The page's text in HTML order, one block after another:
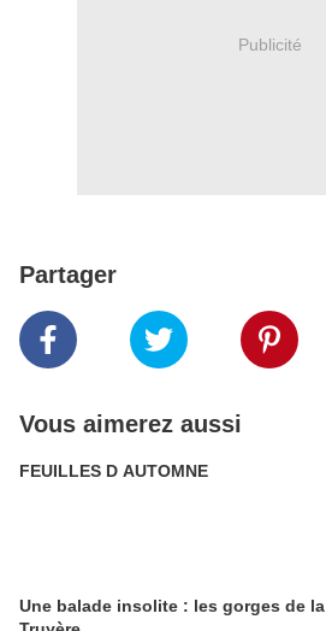
Publicité
Partager
Vous aimerez aussi
FEUILLES D AUTOMNE
Une balade insolite : les gorges de la